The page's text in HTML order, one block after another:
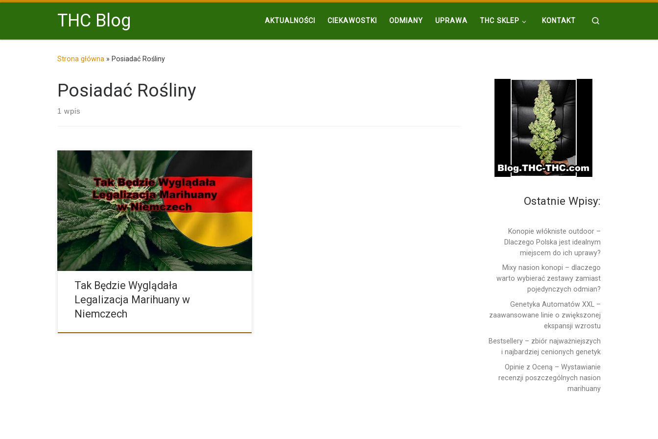
Przejdź do treściTHC Blog AKTUALNOŚCI CIEKAWOSTKI ODMIANY UPRAWA THC SKLEP KONTAKT
Strona główna » Posiadać Rośliny
Posiadać Rośliny
1 wpis
Dzisiaj, tj. 12 kwietnia 2023 roku na konferencji prasowej
Minister […]
Tak Będzie Wyglądała
Legalizacja Marihuany w
Niemczech
Ostatnie Wpisy:
Konopie włókniste outdoor –
Dlaczego Polska jest idealnym
miejscem do ich uprawy?
Mixy nasion konopi – dlaczego
warto wybierać zestawy zamiast
pojedynczych odmian?
Genetyka Automatów XXL –
zaawansowane linie o zwiększonej
ekspansji wzrostu
Bestsellery – zbiór najważniejszych
i najbardziej cenionych genetyk
Opinie z Oceną – Wystawianie
recenzji poszczególnych nasion
marihuany